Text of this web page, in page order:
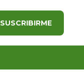
SUSCRIBIRME